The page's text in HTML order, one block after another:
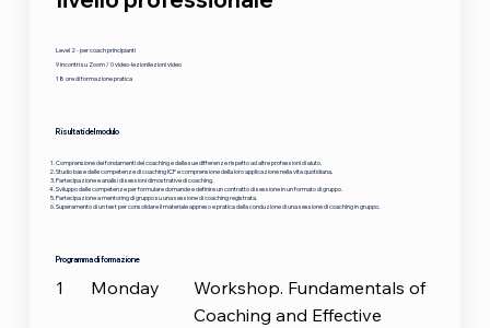
Level 2 - per coach principianti
9 incontri su Zoom / 0 video-lezionilezioni video
18 ore di formazione pratica
Risultati del modulo
Comprensione dei fondamenti del coaching e delle sue differenze rispetto ad altre professioni di aiuto.
Studio base delle competenze di coaching ICF e comprensione della loro applicazione nella vita quotidiana.
Partecipazione e analisi di sessioni dimostrative di coaching.
Sviluppo delle competenze per formulare domande e definire un contratto di sessione in un formato di gruppo.
Partecipazione a mentoring di gruppo su una sessione di coaching registrata.
Superamento di un test per consolidare il materiale appreso e pratica della conduzione di una sessione di coaching in gruppo.
Programma di formazione
1 Monday
Workshop. Fundamentals of
Coaching and Effective